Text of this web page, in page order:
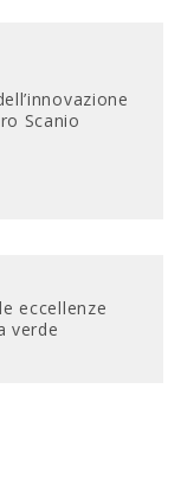
Scanio
eccellenze
verde